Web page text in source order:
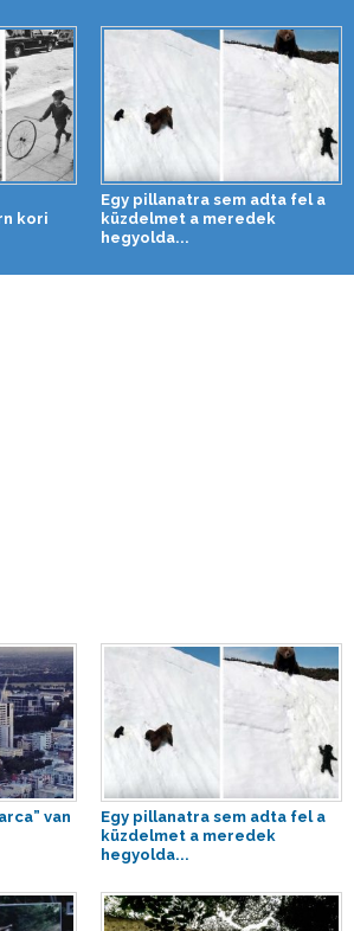
kori
Egy pillanatra sem adta fel a
küzdelmet a meredek
hegyolda...
van
Egy pillanatra sem adta fel a
küzdelmet a meredek
hegyolda...